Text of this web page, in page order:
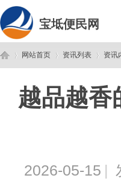
宝坻便民网
网站首页
›
资讯列表 资讯
越品越香
2026-05-15 |